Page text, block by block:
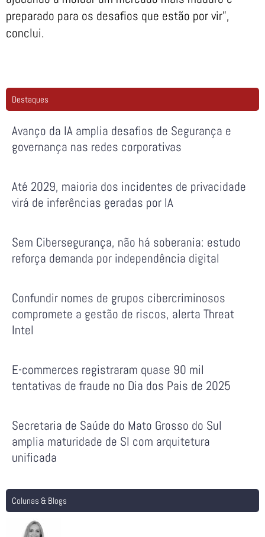
preparado para os desafios que estão por vir”,
conclui.
Destaques
Avanço da IA amplia desafios de Segurança e
governança nas redes corporativas
Até 2029, maioria dos incidentes de privacidade
virá de inferências geradas por IA
Sem Cibersegurança, não há soberania: estudo
reforça demanda por independência digital
Confundir nomes de grupos cibercriminosos
compromete a gestão de riscos, alerta Threat
Intel
E-commerces registraram quase 90 mil
tentativas de fraude no Dia dos Pais de 2025
Secretaria de Saúde do Mato Grosso do Sul
amplia maturidade de SI com arquitetura
unificada
Colunas & Blogs